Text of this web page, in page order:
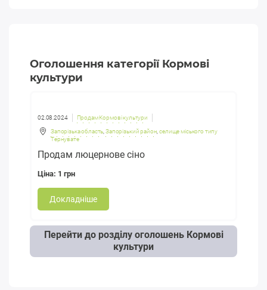
Оголошення категорії Кормові
культури
02.08.2024 Продам Кормові культури
Запорізька область ,Запорізький район ,селище міського типу
Тернувате
Продам люцернове сіно
Ціна: 1 грн
Докладніше
Перейти до розділу оголошень Кормові
культури